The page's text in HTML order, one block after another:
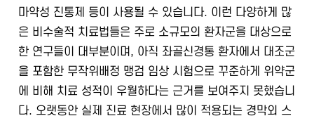
마약성 진통제 등이 사용될 수 있습니다. 이런 다양하게 많
은 비수술적 치료법들은 주로 소규모의 환자군을 대상으로
한 연구들이 대부분이며, 아직 좌골신경통 환자에서 대조군
을 포함한 무작위배정 맹검 임상 시험으로 꾸준하게 위약군
에 비해 치료 성적이 우월하다는 근거를 보여주지 못했습니
다. 오랫동안 실제 진료 현장에서 많이 적용되는 경막외 스